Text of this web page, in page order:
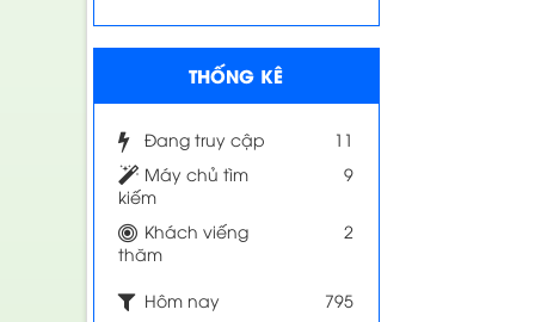
THỐNG KÊ
Đang truy cập
11
Máy chủ tìm
kiếm
9
Khách viếng
thăm
2
Hôm nay
795